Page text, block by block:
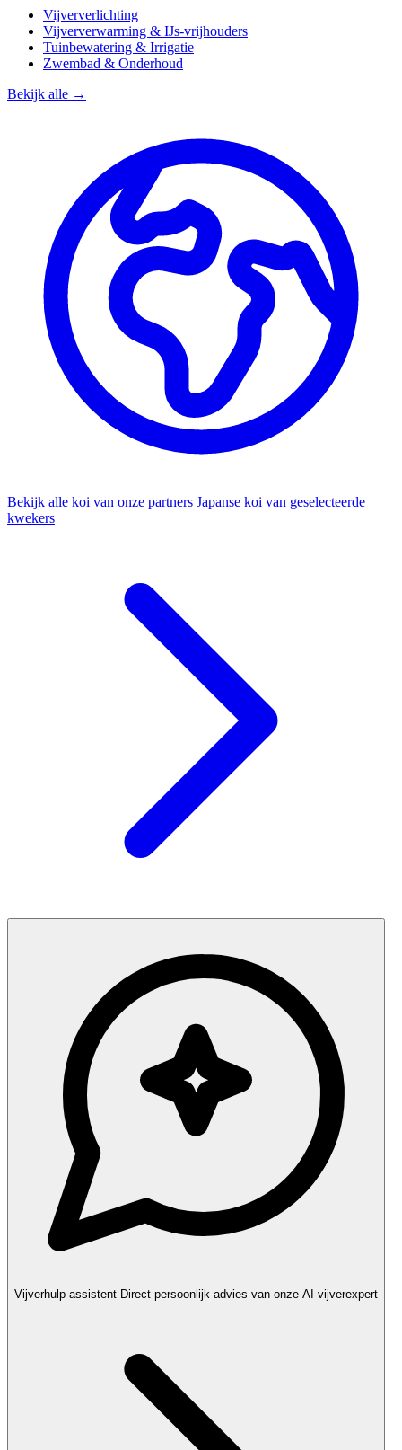
Vijververlichting
Vijververwarming & IJs-vrijhouders
Tuinbewatering & Irrigatie
Zwembad & Onderhoud
Bekijk alle →
Bekijk alle koi van onze partners Japanse koi van geselecteerde
kwekers
Vijverhulp assistent Direct persoonlijk advies van onze AI-vijverexpert